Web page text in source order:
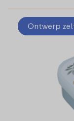
Ontwerp